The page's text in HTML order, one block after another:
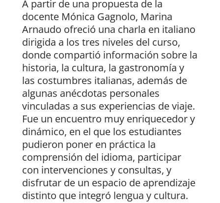
A partir de una propuesta de la
docente Mónica Gagnolo, Marina
Arnaudo ofreció una charla en italiano
dirigida a los tres niveles del curso,
donde compartió información sobre la
historia, la cultura, la gastronomía y
las costumbres italianas, además de
algunas anécdotas personales
vinculadas a sus experiencias de viaje.
Fue un encuentro muy enriquecedor y
dinámico, en el que los estudiantes
pudieron poner en práctica la
comprensión del idioma, participar
con intervenciones y consultas, y
disfrutar de un espacio de aprendizaje
distinto que integró lengua y cultura.